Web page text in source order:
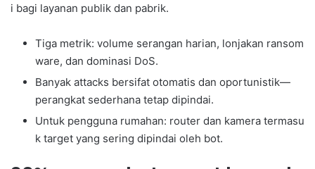
i bagi layanan publik dan pabrik.
Tiga metrik: volume serangan harian, lonjakan ransom
ware, dan dominasi DoS.
Banyak attacks bersifat otomatis dan oportunistik—
perangkat sederhana tetap dipindai.
Untuk pengguna rumahan: router dan kamera termasu
k target yang sering dipindai oleh bot.